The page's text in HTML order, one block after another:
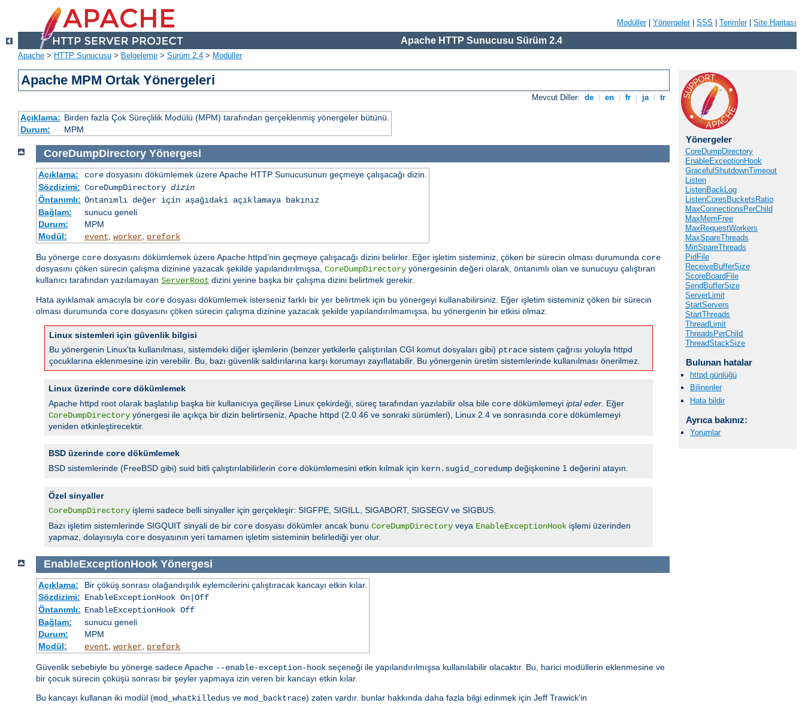
Modüller| Yönergeler| SSS Terimler| Site Haritası
Apache HTTP Sunucusu Sürüm 2.4
Apache > HTTP Sunucusu > Belgeleme > Sürüm 2.4 > Modüller
Apache MPM Ortak Yönergeleri
Mevcut Diller: de en fr ja tr
Açıklama: Birden fazla Çok Süreçlilik Modülü (MPM) tarafından gerçeklenmiş yönergeler bütünü.
Durum:
MPM
Yönergeler
CoreDumpDirectory
EnableExceptionHook
GracefulShutdownTimeout
Listen
ListenBackLog
ListenCoresBucketsRatio
MaxConnectionsPerChild
MaxMemFree
MaxRequestWorkers
MaxSpareThreads
MinSpareThreads
PidFile
ReceiveBufferSize
ScoreBoardFile
SendBufferSize
ServerLimit
StartServers
StartThreads
ThreadLimit
ThreadsPerChild
ThreadStackSize
Bulunan hatalar
httpd günlüğü
Bilinenler
Hata bildir
Ayrıca bakınız:
Yorumlar
CoreDumpDirectory Yönergesi
Açıklama: coredosyasını dökümlemek üzere Apache HTTP Sunucusunun geçmeye çalışacağı dizin.
Sözdizimi: CoreDumpDirectory dizin
Öntanımlı: Öntanımlı değer için aşağıdaki açıklamaya bakınız
Bağlam:
sunucu geneli
Durum:
MPM
Modül:
event worker, prefork
Bu yönerge core dosyasını dökümlemek üzere Apache httpd’nin geçmeye çalışacağı dizini belirler. Eğer işletim sisteminiz, çöken bir sürecin olması durumunda core
dosyasını çöken sürecin çalışma dizinine yazacak şekilde yapılandırılmışsa, CoreDumpDirectory yönergesinin değeri olarak, öntanımlı olan ve sunucuyu çalıştıran
kullanıcı tarafından yazılamayan ServerRoot dizini yerine başka bir çalışma dizini belirtmek gerekir.
Hata ayıklamak amacıyla bir core dosyası dökümlemek isterseniz farklı bir yer belirtmek için bu yönergeyi kullanabilirsiniz. Eğer işletim sisteminiz çöken bir sürecin
olması durumunda core dosyasını çöken sürecin çalışma dizinine yazacak şekilde yapılandırılmamışsa, bu yönergenin bir etkisi olmaz.
Linux sistemleri için güvenlik bilgisi
Bu yönergenin Linux'ta kullanılması, sistemdeki diğer işlemlerin (benzer yetkilerle çalıştırılan CGI komut dosyaları gibi) ptrace sistem çağrısı yoluyla httpd
çocuklarına eklenmesine izin verebilir. Bu, bazı güvenlik saldırılarına karşı korumayı zayıflatabilir. Bu yönergenin üretim sistemlerinde kullanılması önerilmez.
Linux üzerinde core dökümlemek
Apache httpd root olarak başlatılıp başka bir kullanıcıya geçilirse Linux çekirdeği, süreç tarafından yazılabilir olsa bile core dökümlemeyi iptal eder . Eğer
CoreDumpDirectory yönergesi ile açıkça bir dizin belirtirseniz, Apache httpd (2.0.46 ve sonraki sürümleri), Linux 2.4 ve sonrasında core dökümlemeyi
yeniden etkinleştirecektir.
BSD üzerinde core dökümlemek
BSD sistemlerinde (FreeBSD gibi) suid bitli çalıştırılabilirlerin core dökümlemesini etkin kılmak için kern.sugid_coredump değişkenine 1 değerini atayın.
Özel sinyaller
CoreDumpDirectory işlemi sadece belli sinyaller için gerçekleşir: SIGFPE, SIGILL, SIGABORT, SIGSEGV ve SIGBUS.
Bazı işletim sistemlerinde SIGQUIT sinyali de bir core dosyası dökümler ancak bunu CoreDumpDirectory veya EnableExceptionHook işlemi üzerinden
yapmaz, dolayısıyla core dosyasının yeri tamamen işletim sisteminin belirlediği yer olur.
EnableExceptionHook Yönergesi
Açıklama:
Bir çöküş sonrası olağandışılık eylemcilerini çalıştıracak kancayı etkin kılar.
Sözdizimi: EnableExceptionHook On|Off
Öntanımlı: EnableExceptionHook Off
Bağlam:
sunucu geneli
Durum:
MPM
Modül:
event worker, prefork
Güvenlik sebebiyle bu yönerge sadece Apache --enable-exception-hook seçeneği ile yapılandırılmışsa kullanılabilir olacaktır. Bu, harici modüllerin eklenmesine ve
bir çocuk sürecin çöküşü sonrası bir şeyler yapmaya izin veren bir kancayı etkin kılar.
Bu kancayı kullanan iki modül (mod_whatkilledus ve mod_backtrace) zaten vardır. bunlar hakkında daha fazla bilgi edinmek için Jeff Trawick'in